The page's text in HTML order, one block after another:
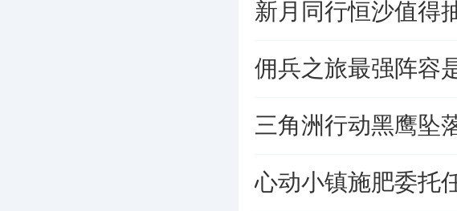
新月同行恒沙值得
佣兵之旅最强阵容